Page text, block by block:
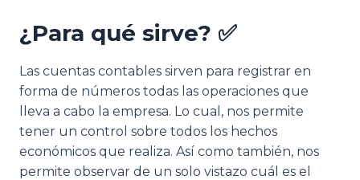
¿Para qué sirve? ✅
Las cuentas contables sirven para registrar en
forma de números todas las operaciones que
lleva a cabo la empresa. Lo cual, nos permite
tener un control sobre todos los hechos
económicos que realiza. Así como también, nos
permite observar de un solo vistazo cuál es el